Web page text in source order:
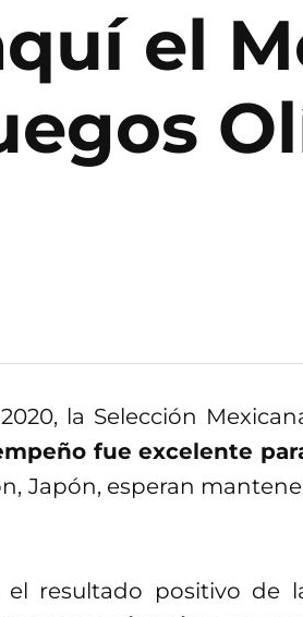
el
la Selección
fue excelente
Japón, esperan
resultado positivo de